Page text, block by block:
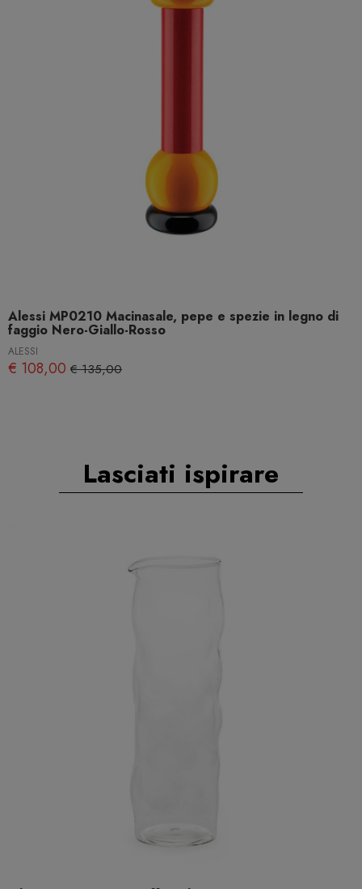
Alessi MP0210 Macinasale, pepe e spezie in legno di
faggio Nero-Giallo-Rosso
ALESSI
€ 108,00 € 135,00
Lasciati ispirare